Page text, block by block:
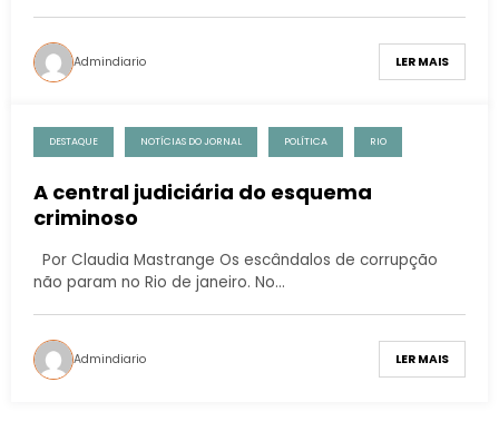
Admindiario LER MAIS
DESTAQUE NOTÍCIAS DO JORNAL POLÍTICA RIO
A central judiciária do esquema
criminoso
Por Claudia Mastrange Os escândalos de corrupção
não param no Rio de janeiro. No…
Admindiario LER MAIS